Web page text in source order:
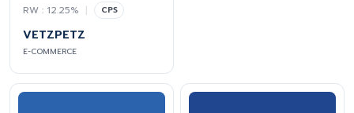
RW : 12.25% | CPS
VETZPETZ
E-COMMERCE